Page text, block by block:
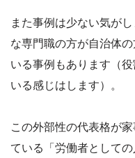
また事例は少ない気が
な専門職の方が自治体
いる事例もあります（
いる感じはします）。
この外部性の代表格が
ている「労働者として